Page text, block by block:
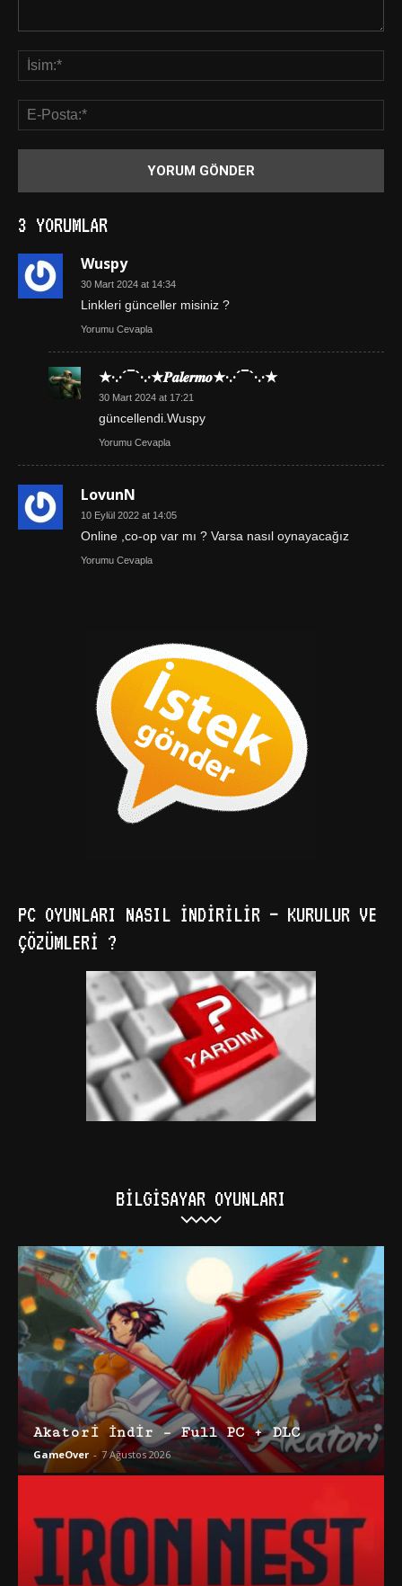
3 YORUMLAR
Wuspy
30 Mart 2024 at 14:34
Linkleri günceller misiniz ?
Yorumu Cevapla
★·.·´¯`·.·★𝑷𝒂𝒍𝒆𝒓𝒎𝒐★·.·´¯`·.·★
30 Mart 2024 at 17:21
güncellendi.Wuspy
Yorumu Cevapla
LovunN
10 Eylül 2022 at 14:05
Online ,co-op var mı ? Varsa nasıl oynayacağız
Yorumu Cevapla
PC OYUNLARI NASIL İNDIRILIR – KURULUR VE
ÇÖZÜMLERI ?
BILGISAYAR OYUNLARI
Akatori İndir – Full PC + DLC
GameOver - 7 Ağustos 2026